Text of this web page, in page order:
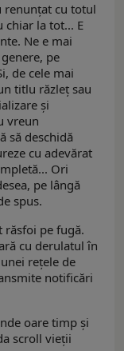
renunțat cu totul
chiar la tot... E
Ne e mai
pe
de cele mai
titlu răzleț sau
și
vreun
să deschidă
cu adevărat
Ori
pe lângă
spus.
răsfoi pe fugă.
cu derulatul în
rețele de
notificări
oare timp și
scroll vieții